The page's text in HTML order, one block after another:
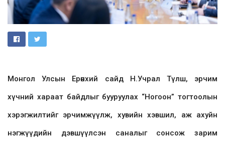
Монгол Улсын Ерөнхий сайд Н.Учрал Түлш, эрчим
хүчний хараат байдлыг бууруулах “Ногоон” тогтоолын
хэрэгжилтийг эрчимжүүлж, хувийн хэвшил, аж ахуйн
нэгжүүдийн дэвшүүлсэн саналыг сонсож зарим